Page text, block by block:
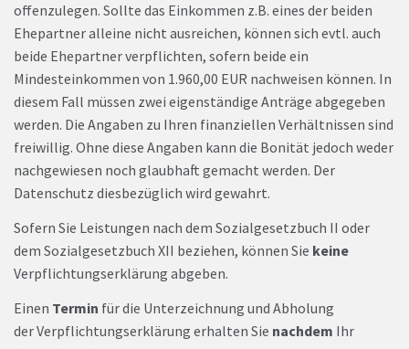
offenzulegen. Sollte das Einkommen z.B. eines der beiden
Ehepartner alleine nicht ausreichen, können sich evtl. auch
beide Ehepartner verpflichten, sofern beide ein
Mindesteinkommen von 1.960,00 EUR nachweisen können. In
diesem Fall müssen zwei eigenständige Anträge abgegeben
werden. Die Angaben zu Ihren finanziellen Verhältnissen sind
freiwillig. Ohne diese Angaben kann die Bonität jedoch weder
nachgewiesen noch glaubhaft gemacht werden. Der
Datenschutz diesbezüglich wird gewahrt.
Sofern Sie Leistungen nach dem Sozialgesetzbuch II oder
dem Sozialgesetzbuch XII beziehen, können Sie keine
Verpflichtungserklärung abgeben.
Einen Termin für die Unterzeichnung und Abholung
der Verpflichtungserklärung erhalten Sie nachdem Ihr